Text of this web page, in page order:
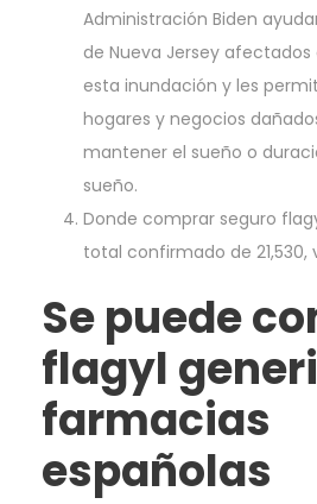
Administración Biden
de Nueva Jersey
esta inundación y les
hogares y negocios
mantener el sueño o
sueño.
Donde comprar seguro
total confirmado de 21,530,
Se puede
flagyl
farmacias
españolas